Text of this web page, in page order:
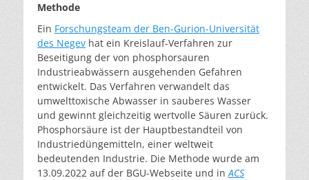
Methode
Ein Forschungsteam der Ben-Gurion-Universität
des Negev hat ein Kreislauf-Verfahren zur
Beseitigung der von phosphorsauren
Industrieabwässern ausgehenden Gefahren
entwickelt. Das Verfahren verwandelt das
umwelttoxische Abwasser in sauberes Wasser
und gewinnt gleichzeitig wertvolle Säuren zurück.
Phosphorsäure ist der Hauptbestandteil von
Industriedüngemitteln, einer weltweit
bedeutenden Industrie. Die Methode wurde am
13.09.2022 auf der BGU-Webseite und inACS